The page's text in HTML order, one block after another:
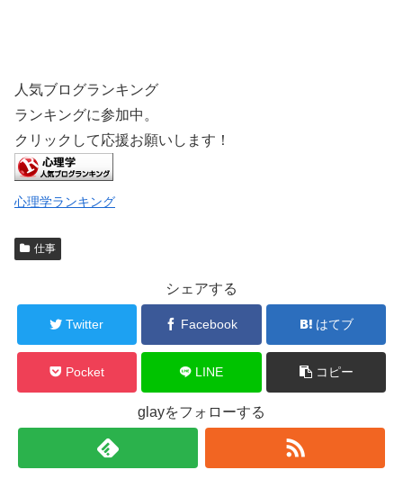
人気ブログランキング
ランキングに参加中。
クリックして応援お願いします！
心理学ランキング
仕事
シェアする
Twitter Facebook はてブ
Pocket LINE コピー
glayをフォローする